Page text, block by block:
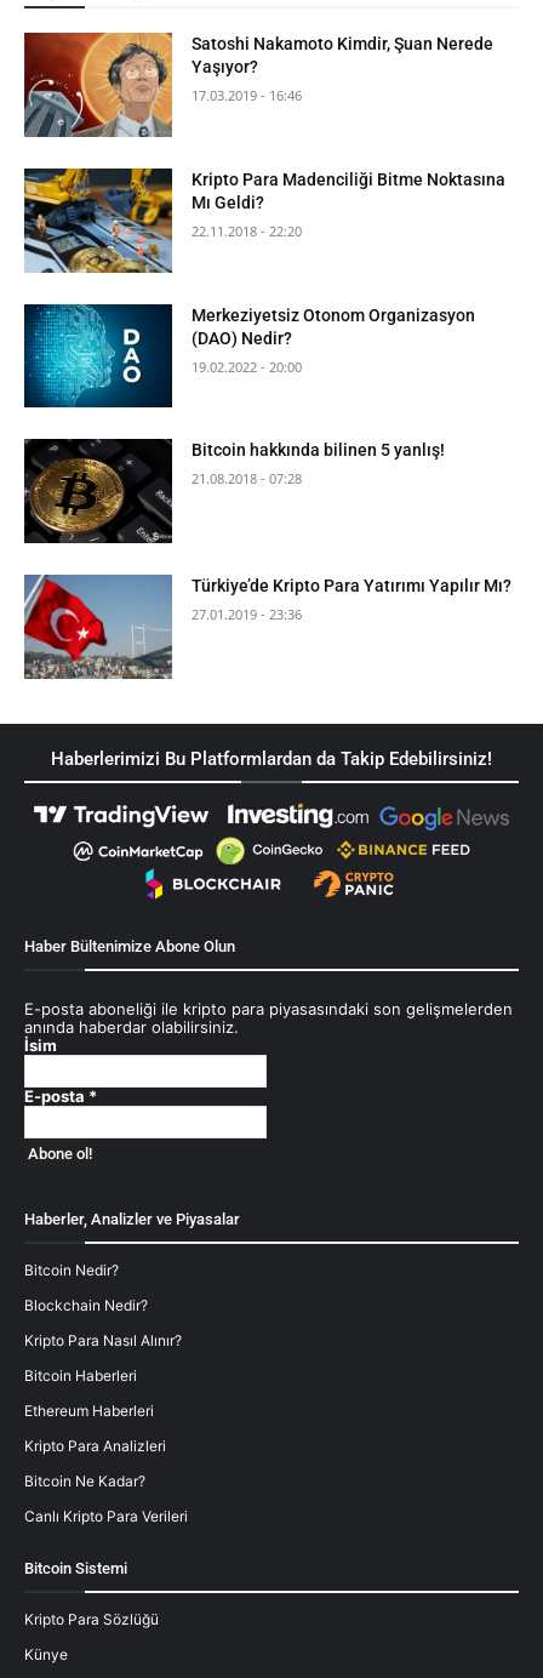
Satoshi Nakamoto Kimdir, Şuan Nerede
Yaşıyor?
17.03.2019 - 16:46
Kripto Para Madenciliği Bitme Noktasına
Mı Geldi?
22.11.2018 - 22:20
Merkeziyetsiz Otonom Organizasyon
(DAO) Nedir?
19.02.2022 - 20:00
Bitcoin hakkında bilinen 5 yanlış!
21.08.2018 - 07:28
Türkiye’de Kripto Para Yatırımı Yapılır Mı?
27.01.2019 - 23:36
Haberlerimizi Bu Platformlardan da Takip Edebilirsiniz!
Haber Bültenimize Abone Olun
E-posta aboneliği ile kripto para piyasasındaki son gelişmelerden
anında haberdar olabilirsiniz.
İsim
E-posta *
Haberler, Analizler ve Piyasalar
Bitcoin Nedir?
Blockchain Nedir?
Kripto Para Nasıl Alınır?
Bitcoin Haberleri
Ethereum Haberleri
Kripto Para Analizleri
Bitcoin Ne Kadar?
Canlı Kripto Para Verileri
Bitcoin Sistemi
Kripto Para Sözlüğü
Künye